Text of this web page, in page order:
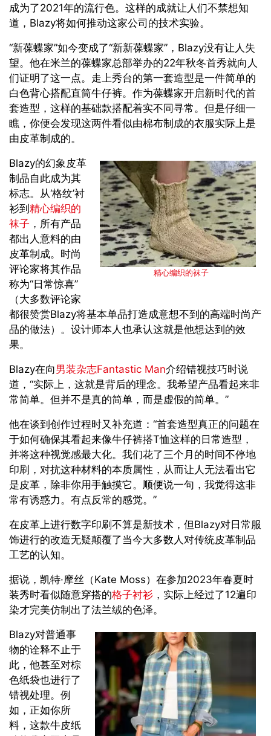
成为了2021年的流行色。这样的成就让人们不禁想知
道，Blazy将如何推动这家公司的技术实验。
“新葆蝶家”如今变成了“新新葆蝶家”，Blazy没有让人失
望。他在米兰的葆蝶家总部举办的22年秋冬首秀就向人
们证明了这一点。走上秀台的第一套造型是一件简单的
白色背心搭配直筒牛仔裤。作为葆蝶家开启新时代的首
套造型，这样的基础款搭配着实不同寻常。但是仔细一
瞧，你便会发现这两件看似由棉布制成的衣服实际上是
由皮革制成的。
精心编织的袜子
Blazy的幻象皮革
制品自此成为其
标志。从‘格纹’衬
衫到 精心编织的
袜子 ，所有产品
都出人意料的由
皮革制成。时尚
评论家将其作品
称为“日常惊喜”
（大多数评论家
都很赞赏Blazy将基本单品打造成意想不到的高端时尚产
品的做法）。设计师本人也承认这就是他想达到的效
果。
Blazy在向男装杂志Fantastic Man介绍错视技巧时说
道，“实际上，这就是背后的理念。我希望产品看起来非
常简单。但并不是真的简单，而是虚假的简单。”
他在谈到创作过程时又补充道：“首套造型真正的问题在
于如何确保其看起来像牛仔裤搭T恤这样的日常造型，
并将这种视觉感最大化。我们花了三个月的时间不停地
印刷，对抗这种材料的本质属性，从而让人无法看出它
是皮革，除非你用手触摸它。顺便说一句，我觉得这非
常有诱惑力。有点反常的感觉。”
在皮革上进行数字印刷不算是新技术，但Blazy对日常服
饰进行的改造无疑颠覆了当今大多数人对传统皮革制品
工艺的认知。
据说，凯特·摩丝（Kate Moss）在参加2023年春夏时
装秀时看似随意穿搭的格子衬衫 ，实际上经过了12遍印
染才完美仿制出了法兰绒的色泽。
Blazy对普通事
物的诠释不止于
此，他甚至对棕
色纸袋也进行了
错视处理。例
如，正如你所
料，这款牛皮纸